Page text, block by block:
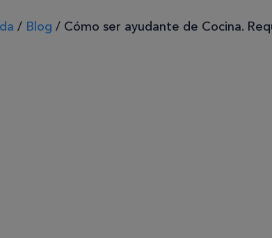
/ Blog / Cómo ser ayudante de Cocina.